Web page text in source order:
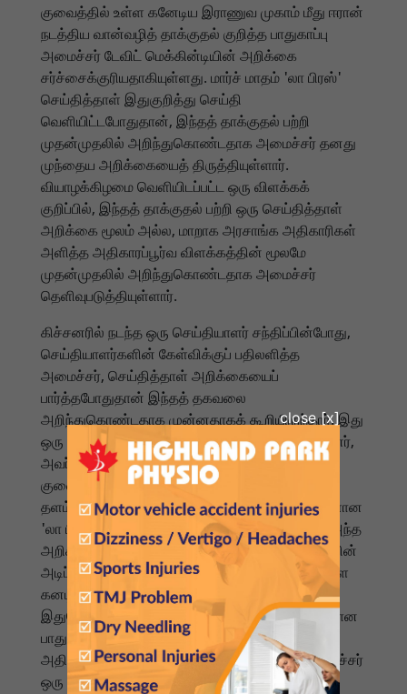
குவைத்தில் உள்ள கனேடிய இராணுவ முகாம் மீது ஈரான்
நடத்திய வான்வழித் தாக்குதல் குறித்த பாதுகாப்பு
அமைச்சர் டேவிட் மெக்கின்டியின் அறிக்கை
சர்ச்சைக்குரியதாகியுள்ளது. மார்ச் மாதம் 'லா பிரஸ்'
செய்தித்தாள் இதுகுறித்து செய்தி
வெளியிட்டபோதுதான், இந்தத் தாக்குதல் பற்றி
முதன்முதலில் அறிந்துகொண்டதாக அமைச்சர் தனது
முந்தைய அறிக்கையைத் திருத்தியுள்ளார்.
வியாழக்கிழமை வெளியிடப்பட்ட ஒரு விளக்கக்
குறிப்பில், இந்தத் தாக்குதல் பற்றி ஒரு செய்தித்தாள்
அறிக்கை மூலம் அல்ல, மாறாக அரசாங்க அதிகாரிகள்
அளித்த அதிகாரப்பூர்வ விளக்கத்தின் மூலமே
முதன்முதலில் அறிந்துகொண்டதாக அமைச்சர்
தெளிவுபடுத்தியுள்ளார்.
கிச்சனரில் நடந்த ஒரு செய்தியாளர் சந்திப்பின்போது,
செய்தியாளர்களின் கேள்விக்குப் பதிலளித்த
அமைச்சர், செய்தித்தாள் அறிக்கையைப்
பார்த்தபோதுதான் இந்தத் தகவலை
அறிந்துகொண்டதாக முன்னதாகக் கூறியிருந்தார். இது
ஒரு பெரிய அரசியல் விவாதத்தைத் தூண்டிய பின்னர்,
அவர் இந்தத் திருத்தத்தை வெளியிட்டுள்ளார்.
குவைத்தில் உள்ள அலி அல்-சலேம் விமானப்படைத்
தளம் சேதமடைந்துள்ளதாக கியூபெக் செய்தித்தாளான
'லா பிரஸ்' மார்ச் 12 அன்று செய்தி வெளியிட்டது. அந்த
அறிக்கை செயற்கைக்கோள் படங்களின் பகுப்பாய்வின்
அடிப்படையில் அமைந்திருந்தது. உலகெங்கிலும் உள்ள
கனடியப் படைகளின் பாதுகாப்பைப் பாதிக்கும்
இதுபோன்ற சம்பவங்கள் குறித்து, தனக்கு வழக்கமான
பாதுகாப்பு விளக்கங்கள் அளிக்கப்படுவதாகவும்,
அதிகாரிகள் உடனடியாகத் தெரிவிப்பதாகவும் அமைச்சர்
ஒரு புதிய அறிக்கையில் கூறினார்.